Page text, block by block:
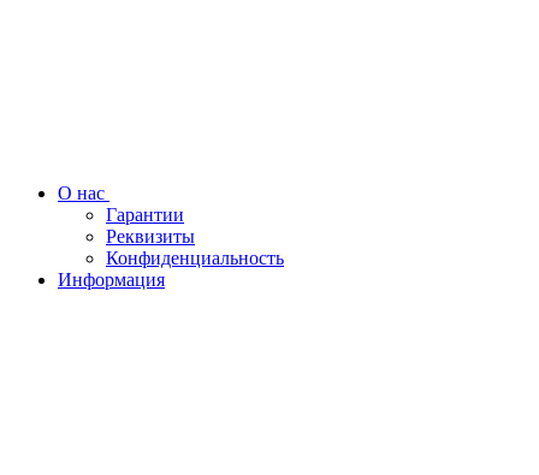
О нас
Гарантии
Реквизиты
Конфиденциальность
Информация